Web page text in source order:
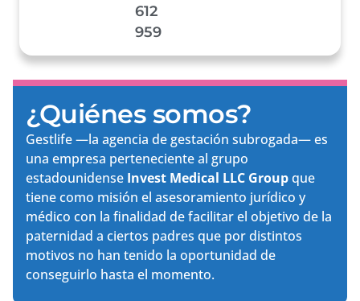
612
959
¿Quiénes somos?
Gestlife —la agencia de gestación subrogada— es
una empresa perteneciente al grupo
estadounidense Invest Medical LLC Groupque
tiene como misión el asesoramiento jurídico y
médico con la finalidad de facilitar el objetivo de la
paternidad a ciertos padres que por distintos
motivos no han tenido la oportunidad de
conseguirlo hasta el momento.